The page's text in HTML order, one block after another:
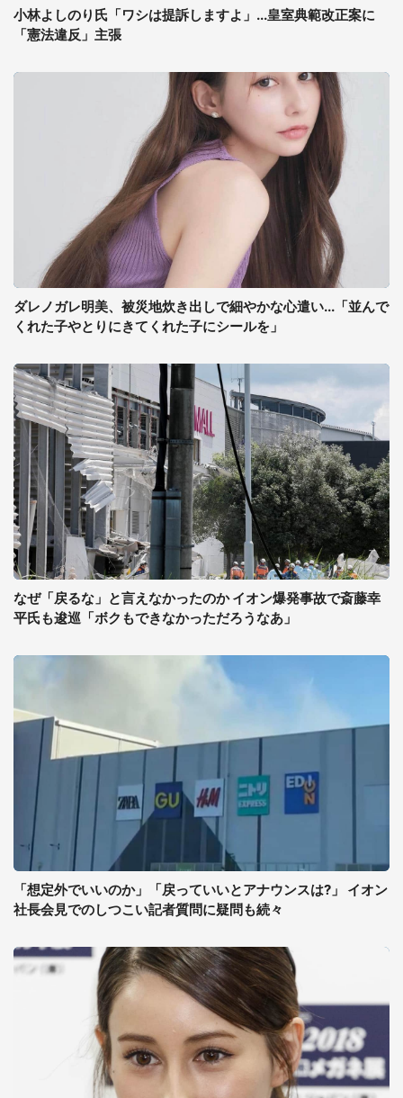
小林よしのり氏「ワシは提訴しますよ」...皇室典範改正案に
「憲法違反」主張
ダレノガレ明美、被災地炊き出しで細やかな心遣い...「並んで
くれた子やとりにきてくれた子にシールを」
なぜ「戻るな」と言えなかったのか イオン爆発事故で斎藤幸
平氏も逡巡「ボクもできなかっただろうなあ」
「想定外でいいのか」「戻っていいとアナウンスは?」 イオン
社長会見でのしつこい記者質問に疑問も続々